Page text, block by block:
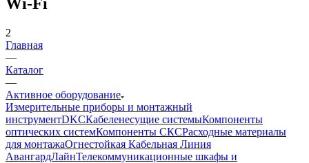
2
Главная
—
Каталог
—
Активное оборудование
Измерительные приборы и монтажный
инструментDKCКабеленесущие системыКомпоненты
оптических системКомпоненты СКСРасходные материалы
для монтажаОгнестойкая Кабельная Линия
АвангардЛайнТелекоммуникационные шкафы и